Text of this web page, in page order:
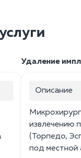
Удаление
Описание
извлечению
(Торпедо,
под местной